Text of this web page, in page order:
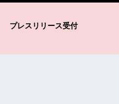
プレスリリース受付